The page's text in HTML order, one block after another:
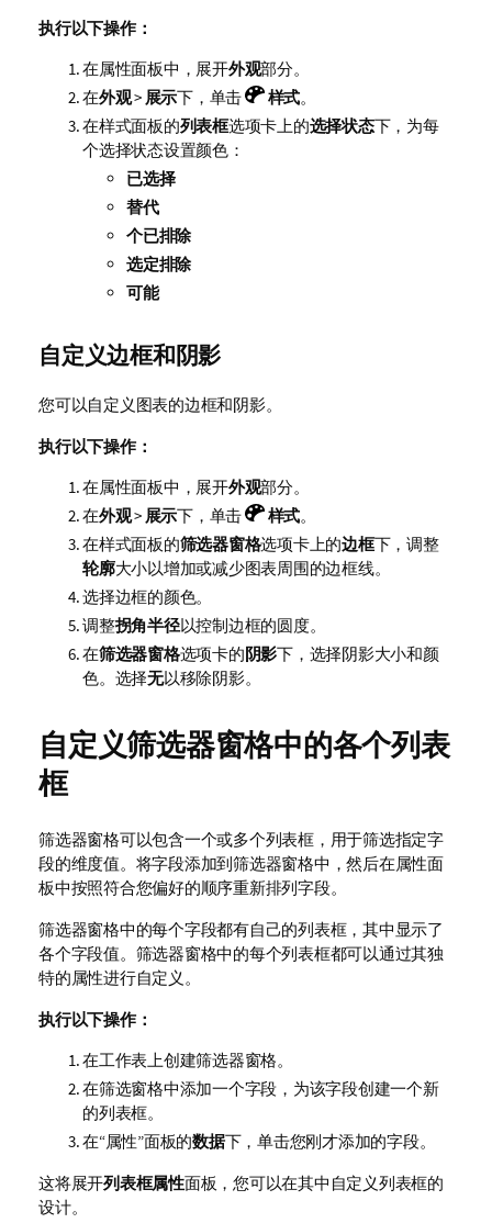
执行以下操作：
在属性面板中，展开外观部分。
在外观> 展示下，单击 样式。
在样式面板的列表框选项卡上的选择状态下，为每
个选择状态设置颜色：
已选择
替代
个已排除
选定排除
可能
自定义边框和阴影
您可以自定义图表的边框和阴影。
执行以下操作：
在属性面板中，展开外观部分。
在外观> 展示下，单击 样式。
在样式面板的筛选器窗格选项卡上的边框下，调整
轮廓大小以增加或减少图表周围的边框线。
选择边框的颜色。
调整拐角半径以控制边框的圆度。
在筛选器窗格选项卡的 阴影下，选择阴影大小和颜
色。选择无以移除阴影。
自定义筛选器窗格中的各个列表
框
筛选器窗格可以包含一个或多个列表框，用于筛选指定字
段的维度值。将字段添加到筛选器窗格中，然后在属性面
板中按照符合您偏好的顺序重新排列字段。
筛选器窗格中的每个字段都有自己的列表框，其中显示了
各个字段值。筛选器窗格中的每个列表框都可以通过其独
特的属性进行自定义。
执行以下操作：
在工作表上创建筛选器窗格。
在筛选窗格中添加一个字段，为该字段创建一个新
的列表框。
在“属性”面板的数据下，单击您刚才添加的字段。
这将展开列表框属性面板，您可以在其中自定义列表框的
设计。